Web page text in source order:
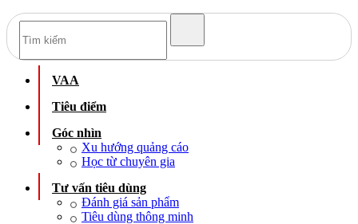
VAA
Tiêu điểm
Góc nhìn
Xu hướng quảng cáo
Học từ chuyên gia
Tư vấn tiêu dùng
Đánh giá sản phẩm
Tiêu dùng thông minh